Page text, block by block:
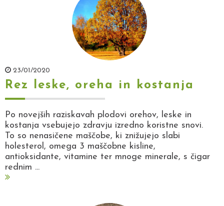
23/01/2020
Rez leske, oreha in kostanja
Po novejših raziskavah plodovi orehov, leske in
kostanja vsebujejo zdravju izredno koristne snovi.
To so nenasičene maščobe, ki znižujejo slabi
holesterol, omega 3 maščobne kisline,
antioksidante, vitamine ter mnoge minerale, s čigar
rednim ...